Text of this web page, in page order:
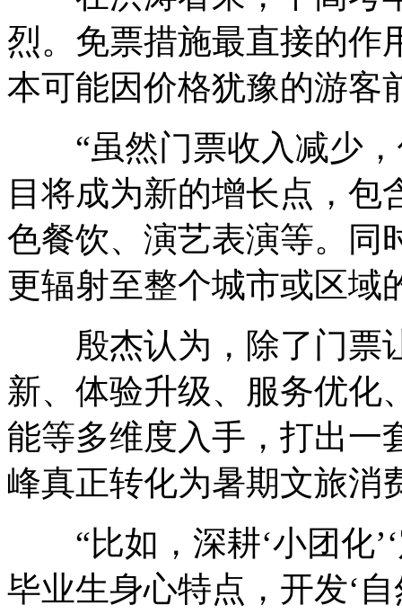
烈。免票措施最直接的作
本可能因价格犹豫的游客
“虽然门票收入减少，
目将成为新的增长点，包
色餐饮、演艺表演等。同
更辐射至整个城市或区域
殷杰认为，除了门票
新、体验升级、服务优化
能等多维度入手，打出一
峰真正转化为暑期文旅消
“比如，深耕‘小团化’‘
毕业生身心特点，开发‘